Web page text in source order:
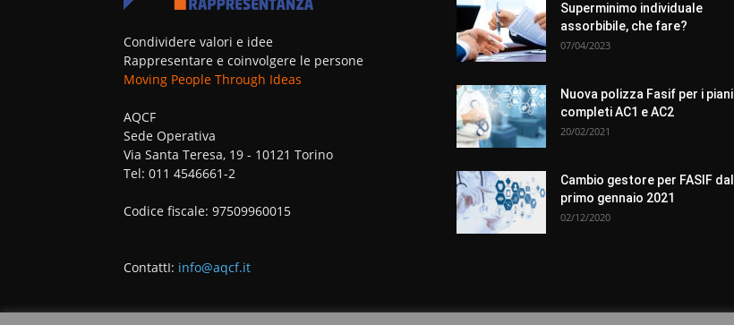
Condividere valori e idee
Rappresentare e coinvolgere le persone
Moving People Through Ideas
AQCF
Sede Operativa
Via Santa Teresa, 19 - 10121 Torino
Tel: 011 4546661-2
Codice fiscale: 97509960015
ContattI: info@aqcf.it
Superminimo individuale
assorbibile, che fare?
07/04/2023
Nuova polizza Fasif per i piani
completi AC1 e AC2
20/02/2021
Cambio gestore per FASIF dal
primo gennaio 2021
02/12/2020